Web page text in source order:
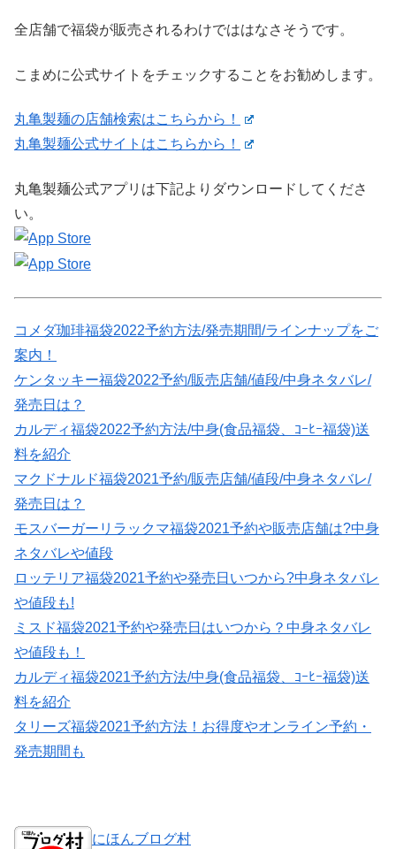
全店舗で福袋が販売されるわけでははなさそうです。
こまめに公式サイトをチェックすることをお勧めします。
丸亀製麺の店舗検索はこちらから！
丸亀製麺公式サイトはこちらから！
丸亀製麺公式アプリは下記よりダウンロードしてくださ
い。
コメダ珈琲福袋2022予約方法/発売期間/ラインナップをご
案内！
ケンタッキー福袋2022予約/販売店舗/値段/中身ネタバレ/
発売日は？
カルディ福袋2022予約方法/中身(食品福袋、ｺｰﾋｰ福袋)送
料を紹介
マクドナルド福袋2021予約/販売店舗/値段/中身ネタバレ/
発売日は？
モスバーガーリラックマ福袋2021予約や販売店舗は?中身
ネタバレや値段
ロッテリア福袋2021予約や発売日いつから?中身ネタバレ
や値段も!
ミスド福袋2021予約や発売日はいつから？中身ネタバレ
や値段も！
カルディ福袋2021予約方法/中身(食品福袋、ｺｰﾋｰ福袋)送
料を紹介
タリーズ福袋2021予約方法！お得度やオンライン予約・
発売期間も
にほんブログ村